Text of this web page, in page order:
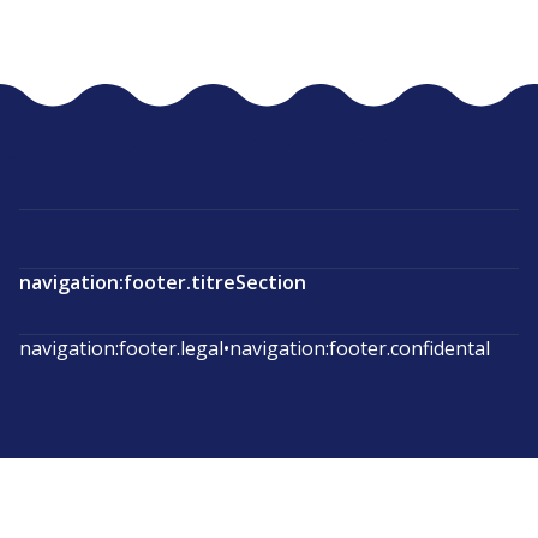
navigation:footer.titreSection
navigation:footer.legal•navigation:footer.confidental